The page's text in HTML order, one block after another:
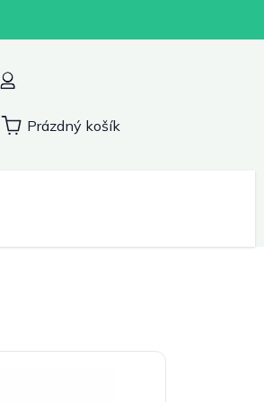
Nákupní
Prázdný košík